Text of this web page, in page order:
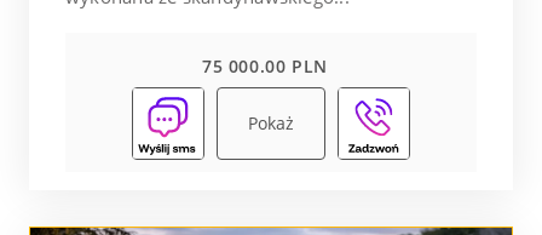
75 000.00 PLN
Pokaż